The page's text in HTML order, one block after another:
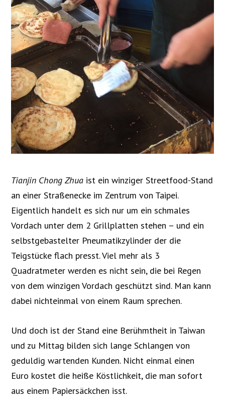
Tianjin Chong Zhua ist ein winziger Streetfood-Stand
an einer Straßenecke im Zentrum von Taipei.
Eigentlich handelt es sich nur um ein schmales
Vordach unter dem 2 Grillplatten stehen – und ein
selbstgebastelter Pneumatikzylinder der die
Teigstücke flach presst. Viel mehr als 3
Quadratmeter werden es nicht sein, die bei Regen
von dem winzigen Vordach geschützt sind. Man kann
dabei nichteinmal von einem Raum sprechen.
Und doch ist der Stand eine Berühmtheit in Taiwan
und zu Mittag bilden sich lange Schlangen von
geduldig wartenden Kunden. Nicht einmal einen
Euro kostet die heiße Köstlichkeit, die man sofort
aus einem Papiersäckchen isst.